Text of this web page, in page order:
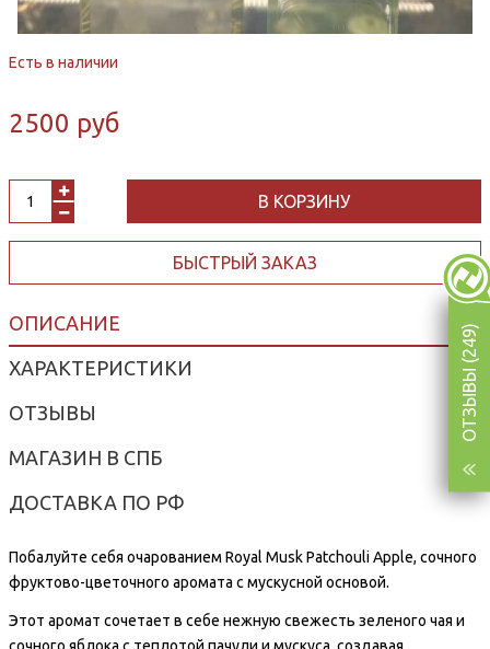
Есть в наличии
2500 руб
В КОРЗИНУ
БЫСТРЫЙ ЗАКАЗ
ОПИСАНИЕ
ХАРАКТЕРИСТИКИ
ОТЗЫВЫ
МАГАЗИН В СПБ
ДОСТАВКА ПО РФ
Побалуйте себя очарованием Royal Musk Patchouli Apple, сочного
фруктово-цветочного аромата с мускусной основой.
Этот аромат сочетает в себе нежную свежесть зеленого чая и
сочного яблока с теплотой пачули и мускуса, создавая
ОТЗЫВЫ (249)